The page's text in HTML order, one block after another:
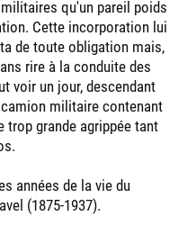
qu'un pareil poids
Cette incorporation lui
de toute obligation mais,
rire à la conduite des
voir un jour, descendant
militaire contenant
trop grande agrippée tant
années de la vie du
(1875-1937).